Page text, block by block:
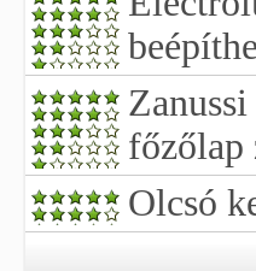
főzőlap
Olcsó